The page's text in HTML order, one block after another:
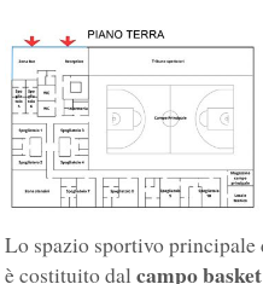
Lo spazio sportivo principale
è costituito dalcampo